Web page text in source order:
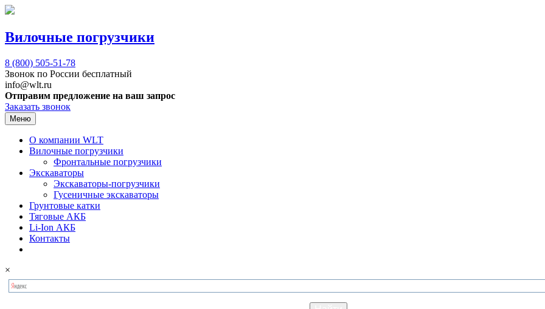
Вилочные погрузчики
8 (800) 505-51-78
Звонок по России бесплатный
info@wlt.ru
Отправим предложение на ваш запрос
Заказать звонок
Меню
О компании WLT
Вилочные погрузчики
Фронтальные погрузчики
Экскаваторы
Экскаваторы-погрузчики
Гусеничные экскаваторы
Грунтовые катки
Тяговые АКБ
Li-Ion АКБ
Контакты
×